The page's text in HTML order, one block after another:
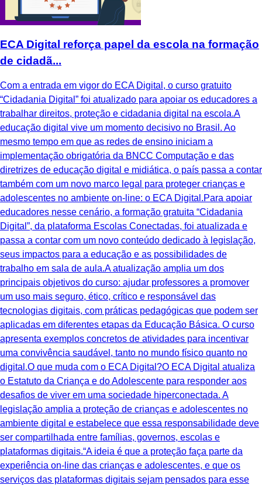
ECA Digital reforça papel da escola na formação
de cidadã...
Com a entrada em vigor do ECA Digital, o curso gratuito
“Cidadania Digital” foi atualizado para apoiar os educadores a
trabalhar direitos, proteção e cidadania digital na escola.A
educação digital vive um momento decisivo no Brasil. Ao
mesmo tempo em que as redes de ensino iniciam a
implementação obrigatória da BNCC Computação e das
diretrizes de educação digital e midiática, o país passa a contar
também com um novo marco legal para proteger crianças e
adolescentes no ambiente on-line: o ECA Digital.Para apoiar
educadores nesse cenário, a formação gratuita “Cidadania
Digital”, da plataforma Escolas Conectadas, foi atualizada e
passa a contar com um novo conteúdo dedicado à legislação,
seus impactos para a educação e as possibilidades de
trabalho em sala de aula.A atualização amplia um dos
principais objetivos do curso: ajudar professores a promover
um uso mais seguro, ético, crítico e responsável das
tecnologias digitais, com práticas pedagógicas que podem ser
aplicadas em diferentes etapas da Educação Básica. O curso
apresenta exemplos concretos de atividades para incentivar
uma convivência saudável, tanto no mundo físico quanto no
digital.O que muda com o ECA Digital?O ECA Digital atualiza
o Estatuto da Criança e do Adolescente para responder aos
desafios de viver em uma sociedade hiperconectada. A
legislação amplia a proteção de crianças e adolescentes no
ambiente digital e estabelece que essa responsabilidade deve
ser compartilhada entre famílias, governos, escolas e
plataformas digitais.“A ideia é que a proteção faça parte da
experiência on-line das crianças e adolescentes, e que os
serviços das plataformas digitais sejam pensados para esse